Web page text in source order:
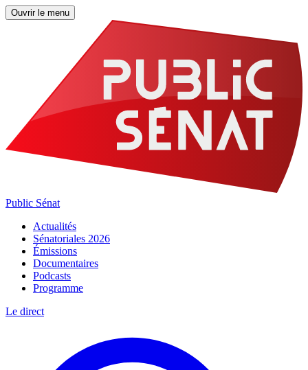
Ouvrir le menu
Public Sénat
Actualités
Sénatoriales 2026
Émissions
Documentaires
Podcasts
Programme
Le direct